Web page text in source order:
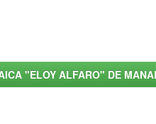
"ELOY ALFARO" DE